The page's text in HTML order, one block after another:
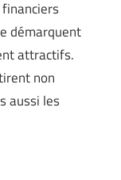
démarquent
attractifs.
non
aussi les